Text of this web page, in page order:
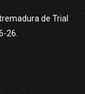
de Trial
26.